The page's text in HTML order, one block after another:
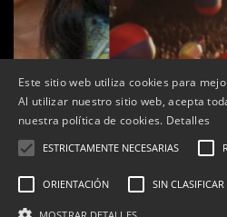
Este sitio web utiliza cookies para
Al utilizar nuestro sitio web, acepta
nuestra política de cookies. Detalles
ESTRICTAMENTE NECESARIAS
ORIENTACIÓN SIN CLASIFICAR